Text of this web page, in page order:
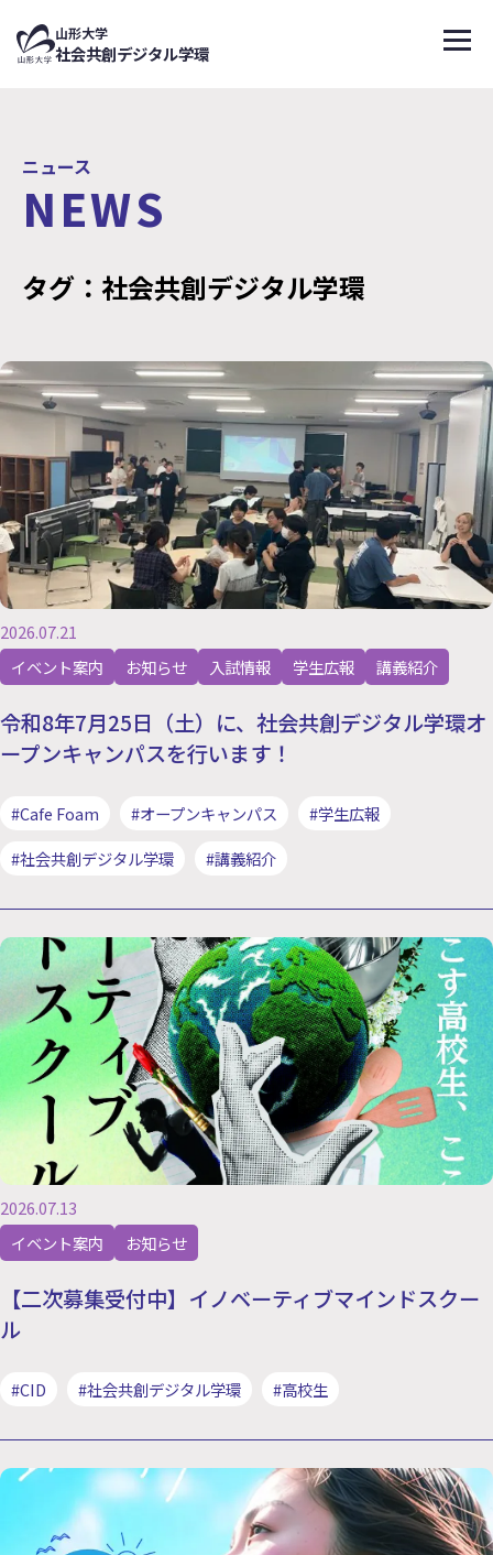
山形大学
社会共創デジタル学環 メニ
ニュース
NEWS
タグ：社会共創デジタル学環
2026.07.21
イベント案内
お知らせ 入試情報 学生広報 講義紹介
令和8年7月25日（土）に、社会共創デジタル学環オ
ープンキャンパスを行います！
#Cafe Foam #オープンキャンパス
#学生広報
#社会共創デジタル学環
#講義紹介
2026.07.13
イベント案内
お知らせ
【二次募集受付中】イノベーティブマインドスクー
ル
#CID #社会共創デジタル学環 #高校生
↑